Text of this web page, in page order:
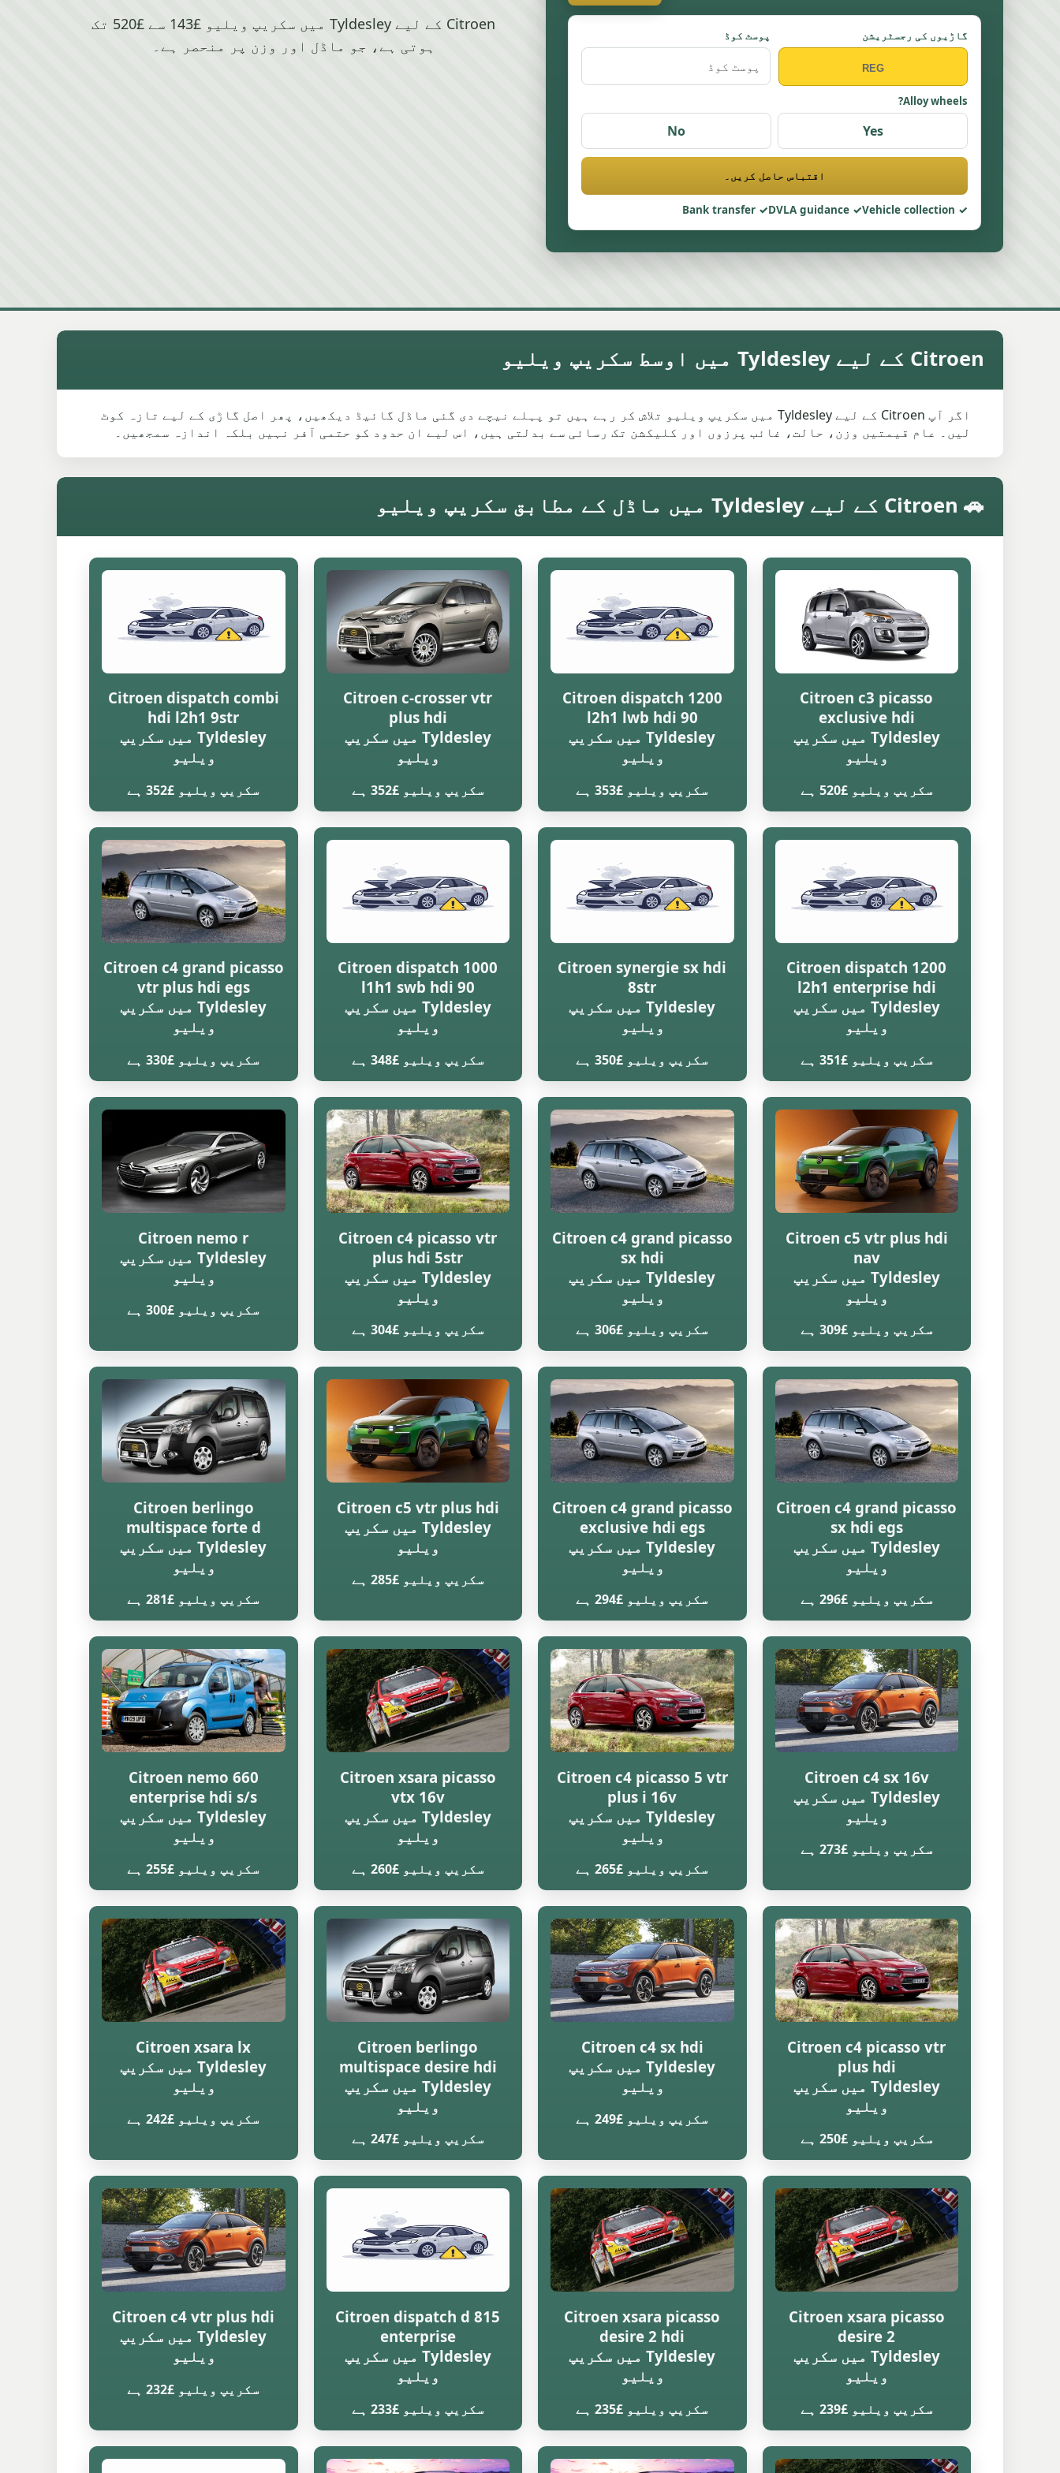
گاڑیوں کی رجسٹریشن پوسٹ کوڈ
Alloy wheels?
Yes
No
اقتباس حاصل کریں۔
Vehicle collection
DVLA guidance
Bank transfer
Citroen کے لیے Tyldesley میں سکریپ ویلیو £143 سے £520 تک
ہوتی ہے، جو ماڈل اور وزن پر منحصر ہے۔
Citroen کے لیے Tyldesley میں اوسط سکریپ ویلیو
اگر آپ Citroen کے لیے Tyldesley میں سکریپ ویلیو تلاش کر رہے ہیں تو پہلے نیچے دی گئی ماڈل گائیڈ دیکھیں، پھر اصل گاڑی کے لیے تازہ کوٹ
لیں۔ عام قیمتیں وزن، حالت، غائب پرزوں اور کلیکشن تک رسائی سے بدلتی ہیں، اس لیے ان حدود کو حتمی آفر نہیں بلکہ اندازہ سمجھیں۔
🚗 Citroen کے لیے Tyldesley میں ماڈل کے مطابق سکریپ ویلیو
Citroen c3 picasso
exclusive hdi
Tyldesley میں سکریپ
ویلیو
سکریپ ویلیو £520 ہے
Citroen dispatch 1200
l2h1 lwb hdi 90
Tyldesley میں سکریپ
ویلیو
سکریپ ویلیو £353 ہے
Citroen c-crosser vtr
plus hdi
Tyldesley میں سکریپ
ویلیو
سکریپ ویلیو £352 ہے
Citroen dispatch combi
hdi l2h1 9str
Tyldesley میں سکریپ
ویلیو
سکریپ ویلیو £352 ہے
Citroen dispatch 1200
l2h1 enterprise hdi
Tyldesley میں سکریپ
ویلیو
سکریپ ویلیو £351 ہے
Citroen synergie sx hdi
8str
Tyldesley میں سکریپ
ویلیو
سکریپ ویلیو £350 ہے
Citroen dispatch 1000
l1h1 swb hdi 90
Tyldesley میں سکریپ
ویلیو
سکریپ ویلیو £348 ہے
Citroen c4 grand picasso
vtr plus hdi egs
Tyldesley میں سکریپ
ویلیو
سکریپ ویلیو £330 ہے
Citroen c5 vtr plus hdi
nav
Tyldesley میں سکریپ
ویلیو
سکریپ ویلیو £309 ہے
Citroen c4 grand picasso
sx hdi
Tyldesley میں سکریپ
ویلیو
سکریپ ویلیو £306 ہے
Citroen c4 picasso vtr
plus hdi 5str
Tyldesley میں سکریپ
ویلیو
سکریپ ویلیو £304 ہے
Citroen nemo r
Tyldesley میں سکریپ
ویلیو
سکریپ ویلیو £300 ہے
Citroen c4 grand picasso
sx hdi egs
Tyldesley میں سکریپ
ویلیو
سکریپ ویلیو £296 ہے
Citroen c4 grand picasso
exclusive hdi egs
Tyldesley میں سکریپ
ویلیو
سکریپ ویلیو £294 ہے
Citroen c5 vtr plus hdi
Tyldesley میں سکریپ
ویلیو
سکریپ ویلیو £285 ہے
Citroen berlingo
multispace forte d
Tyldesley میں سکریپ
ویلیو
سکریپ ویلیو £281 ہے
Citroen c4 sx 16v
Tyldesley میں سکریپ
ویلیو
سکریپ ویلیو £273 ہے
Citroen c4 picasso 5 vtr
plus i 16v
Tyldesley میں سکریپ
ویلیو
سکریپ ویلیو £265 ہے
Citroen xsara picasso
vtx 16v
Tyldesley میں سکریپ
ویلیو
سکریپ ویلیو £260 ہے
Citroen nemo 660
enterprise hdi s/s
Tyldesley میں سکریپ
ویلیو
سکریپ ویلیو £255 ہے
Citroen c4 picasso vtr
plus hdi
Tyldesley میں سکریپ
ویلیو
سکریپ ویلیو £250 ہے
Citroen c4 sx hdi
Tyldesley میں سکریپ
ویلیو
سکریپ ویلیو £249 ہے
Citroen berlingo
multispace desire hdi
Tyldesley میں سکریپ
ویلیو
سکریپ ویلیو £247 ہے
Citroen xsara lx
Tyldesley میں سکریپ
ویلیو
سکریپ ویلیو £242 ہے
Citroen xsara picasso
desire 2
Tyldesley میں سکریپ
ویلیو
سکریپ ویلیو £239 ہے
Citroen xsara picasso
desire 2 hdi
Tyldesley میں سکریپ
ویلیو
سکریپ ویلیو £235 ہے
Citroen dispatch d 815
enterprise
Tyldesley میں سکریپ
ویلیو
سکریپ ویلیو £233 ہے
Citroen c4 vtr plus hdi
Tyldesley میں سکریپ
ویلیو
سکریپ ویلیو £232 ہے